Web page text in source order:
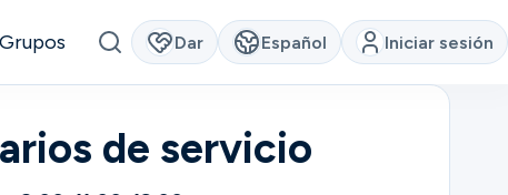
Grupos Dar Español Iniciar sesión
de servicio